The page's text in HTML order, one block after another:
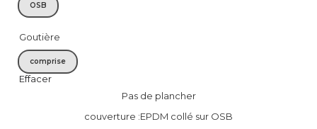
OSB
Goutière
comprise
Effacer
Pas de plancher
couverture :EPDM collé sur OSB